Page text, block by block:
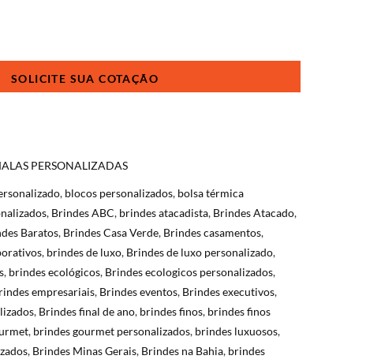
PERSONALIZADAS
, blocos personalizados, bolsa térmica
, Brindes ABC, brindes atacadista, Brindes Atacado,
Baratos, Brindes Casa Verde, Brindes casamentos,
, brindes de luxo, Brindes de luxo personalizado,
, brindes ecológicos, Brindes ecologicos personalizados,
empresariais, Brindes eventos, Brindes executivos,
, Brindes final de ano, brindes finos, brindes finos
, brindes gourmet personalizados, brindes luxuosos,
, Brindes Minas Gerais, Brindes na Bahia, brindes